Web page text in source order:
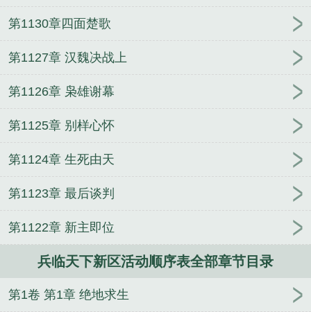
略
三国兵临天下app
兵临天下武将
免费观看 兵临天下剧本杀
兵临天下圣觉醒最新版本
肖
兵临天下神将推荐
兵临天下
的兵什么意思
兵临天下神将拍卖顺序
兵临城下打一
正确生肖
兵临天下攻略
兵临天
下神将一览表 兵临天下下一句
兵临
下
微信三国兵临天下app
高月兵临天
破解版无限黄金 兵临天下活动顺序表
兵临天下张琪
下笔趣阁 兵临天下公益服最新版本更新内容 兵临天
下赵云攻略
北凉悍刀行
兵临天下
诸葛果攻略
兵临天下神张辽
兵临城下免费完整版在
第1130章四面楚歌
第1127章 汉魏决战上
第1126章 枭雄谢幕
第1125章 别样心怀
第1124章 生死由天
第1123章 最后谈判
第1122章 新主即位
兵临天下新区活动顺序表全部章节目录
第1卷 第1章 绝地求生